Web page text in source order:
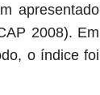
apresentado
2008). Em
o índice foi